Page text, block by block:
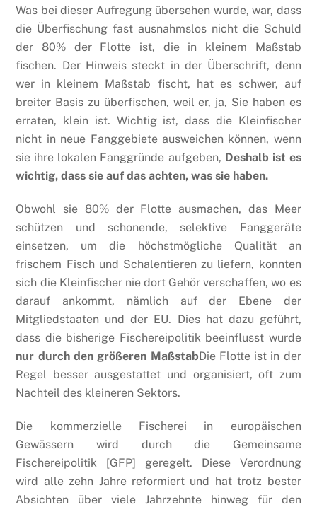
Was bei dieser Aufregung übersehen wurde, war, dass
die Überfischung fast ausnahmslos nicht die Schuld
der 80% der Flotte ist, die in kleinem Maßstab
fischen. Der Hinweis steckt in der Überschrift, denn
wer in kleinem Maßstab fischt, hat es schwer, auf
breiter Basis zu überfischen, weil er, ja, Sie haben es
erraten, klein ist. Wichtig ist, dass die Kleinfischer
nicht in neue Fanggebiete ausweichen können, wenn
sie ihre lokalen Fanggründe aufgeben, Deshalb ist es
wichtig, dass sie auf das achten, was sie haben.
Obwohl sie 80% der Flotte ausmachen, das Meer
schützen und schonende, selektive Fanggeräte
einsetzen, um die höchstmögliche Qualität an
frischem Fisch und Schalentieren zu liefern, konnten
sich die Kleinfischer nie dort Gehör verschaffen, wo es
darauf ankommt, nämlich auf der Ebene der
Mitgliedstaaten und der EU. Dies hat dazu geführt,
dass die bisherige Fischereipolitik beeinflusst wurde
nur durch den größeren MaßstabDie Flotte ist in der
Regel besser ausgestattet und organisiert, oft zum
Nachteil des kleineren Sektors.
Die kommerzielle Fischerei in europäischen
Gewässern wird durch die Gemeinsame
Fischereipolitik [GFP] geregelt. Diese Verordnung
wird alle zehn Jahre reformiert und hat trotz bester
Absichten über viele Jahrzehnte hinweg für den